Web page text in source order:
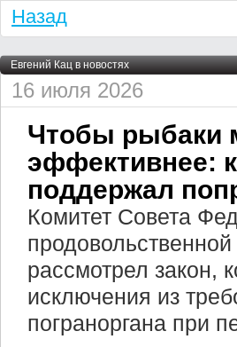
Назад
Евгений Кац в новостях
16 июля 2026
Чтобы рыбаки
эффективнее:
поддержал
Комитет Совета
рассмотрел закон,
исключения из
пограноргана при